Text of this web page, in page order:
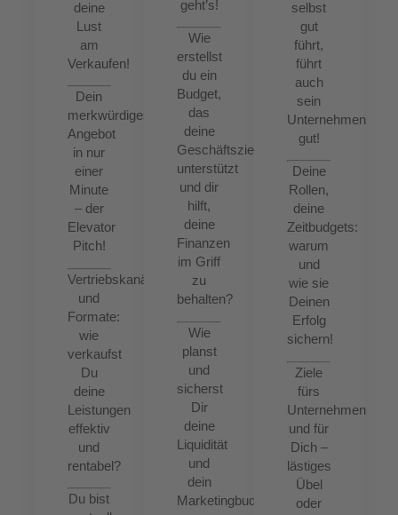
deine
Lust
am
Verkaufen!
Dein
merkwürdiges
Angebot
in nur
einer
Minute
– der
Elevator
Pitch!
Vertriebskanäle
und
Formate:
wie
verkaufst
Du
deine
Leistungen
effektiv
und
rentabel?
Du bist
geht’s!
Wie
erstellst
du ein
Budget,
das
deine
Geschäftsziele
unterstützt
und dir
hilft,
deine
Finanzen
im Griff
zu
behalten?
Wie
planst
und
sicherst
Dir
deine
Liquidität
und
dein
Marketingbudget?
selbst
gut
führt,
führt
auch
sein
Unternehmen
gut!
Deine
Rollen,
deine
Zeitbudgets:
warum
und
wie sie
Deinen
Erfolg
sichern!
Ziele
fürs
Unternehmen
und für
Dich –
lästiges
Übel
oder